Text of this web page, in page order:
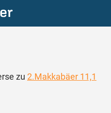
zu 2.Makkabäer 11,1